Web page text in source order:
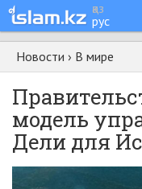
қаз
рус
Новости › В мире
модель
Дели для